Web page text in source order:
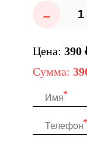
-
Цена: 390
Сумма: